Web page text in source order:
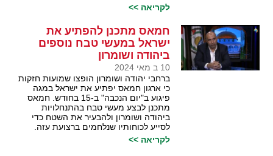
לקריאה >>
חמאס מתכנן להפתיע את
ישראל במעשי טבח נוספים
ביהודה ושומרון
10 ב מאי 2024
ברחבי יהודה ושומרון הופצו שמועות חזקות
כי ארגון חמאס יפתיע את ישראל במגה
פיגוע ב"יום הנכבה" ב-15 בחודש. חמאס
מתכנן לבצע מעשי טבח בהתנחלויות
ביהודה ושומרון ולהבעיר את השטח כדי
לסייע לכוחותיו שנלחמים ברצועת עזה.
לקריאה >>